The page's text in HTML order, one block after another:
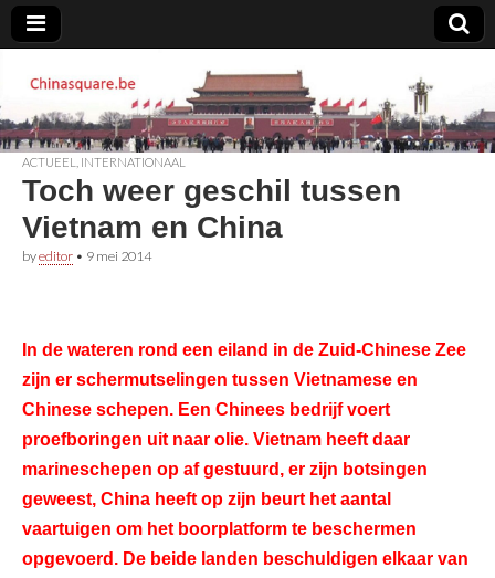
Chinasquare.be
ACTUEEL INTERNATIONAAL
Toch weer geschil tussen
Vietnam en China
byeditor • 9 mei 2014
In de wateren rond een eiland in de Zuid-Chinese Zee
zijn er schermutselingen tussen Vietnamese en
Chinese schepen. Een Chinees bedrijf voert
proefboringen uit naar olie. Vietnam heeft daar
marineschepen op af gestuurd, er zijn botsingen
geweest, China heeft op zijn beurt het aantal
vaartuigen om het boorplatform te beschermen
opgevoerd. De beide landen beschuldigen elkaar van